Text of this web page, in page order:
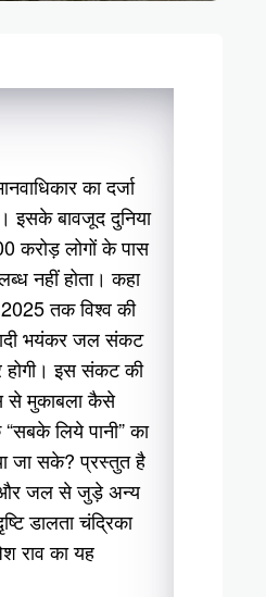
का दर्जा
इसके बावजूद दुनिया
करोड़ लोगों के पास
नहीं होता। कहा
तक विश्व की
भयंकर जल संकट
इस संकट की
से मुकाबला कैसे
“सबके लिये पानी” का
जा सके? प्रस्तुत है
और जल से जुड़े अन्य
डालता चंद्रिका
राव का यह